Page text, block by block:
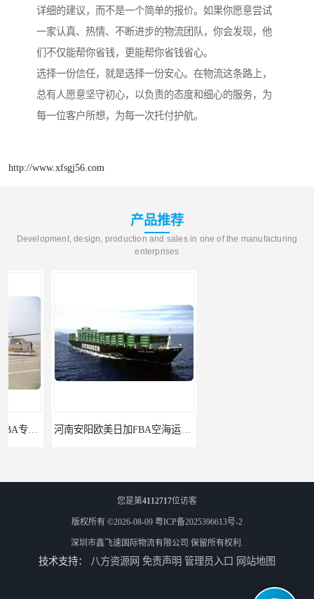
详细的建议，而不是一个简单的报价。如果你愿意尝试
一家认真、热情、不断进步的物流团队，你会发现，他
们不仅能帮你省钱，更能帮你省钱省心。
选择一份信任，就是选择一份安心。在物流这条路上，
总有人愿意坚守初心，以负责的态度和细心的服务，为
每一位客户所想，为每一次托付护航。
http://www.xfsgj56.com
产品推荐
Development, design, production and sales in one of the manufacturing
enterprises
河南安阳欧美日加FBA空海运入仓DHL快递代理当日提取
您是第4112717位访客
版权所有 ©2026-08-09 粤ICP备2025396613号-2
深圳市鑫飞速国际物流有限公司 保留所有权利.
技术支持： 八方资源网 免责声明 管理员入口 网站地图